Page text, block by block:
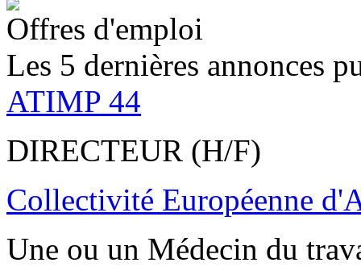
Offres d'emploi
Les 5 dernières annonces
ATIMP 44
DIRECTEUR (H/F)
Collectivité Européenne
Une ou un Médecin du